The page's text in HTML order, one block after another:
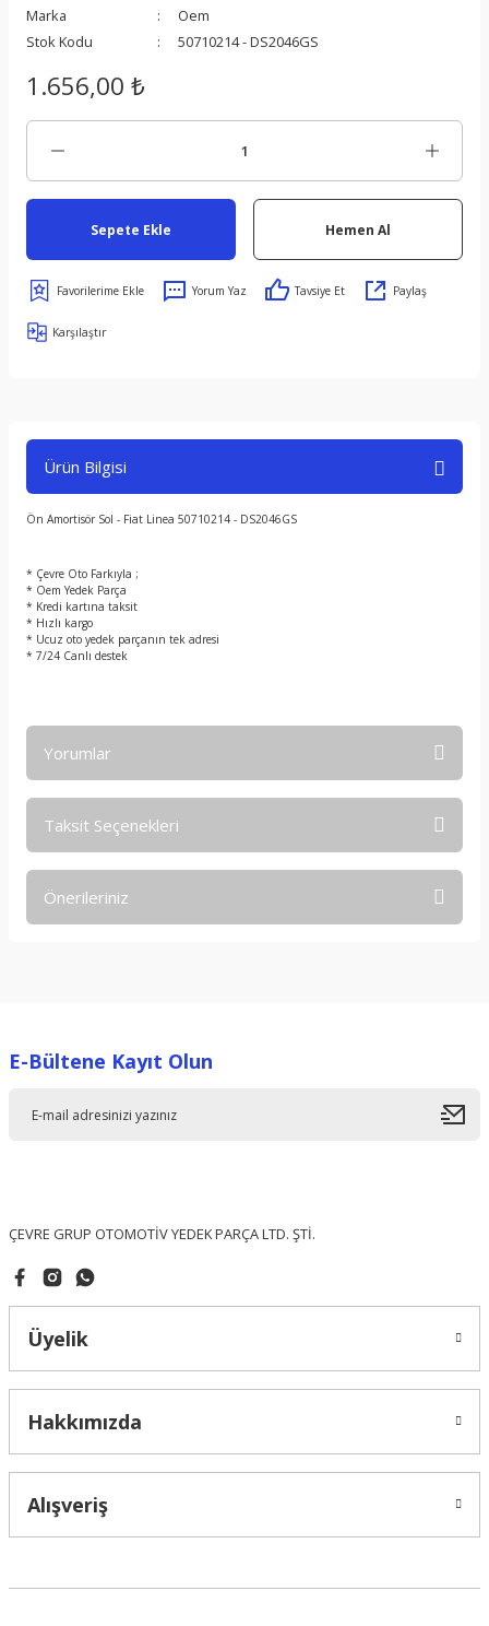
Marka
Oem
Stok Kodu
50710214 - DS2046GS
1.656,00 ₺
Sepete Ekle Hemen Al
Yorum Yaz Tavsiye Et Paylaş
Karşılaştır
Ürün Bilgisi
Ön Amortisör Sol - Fiat Linea 50710214 - DS2046GS
* Çevre Oto Farkıyla ;
* Oem Yedek Parça
* Kredi kartına taksit
* Hızlı kargo
* Ucuz oto yedek parçanın tek adresi
* 7/24 Canlı destek
Yorumlar
Taksit Seçenekleri
Önerileriniz
Ürün resmi kalitesiz, bozuk veya görüntülenemiyor.
E-Bültene Kayıt Olun
ÇEVRE GRUP OTOMOTİV YEDEK PARÇA LTD. ŞTİ.
Üyelik
Hakkımızda
Alışveriş